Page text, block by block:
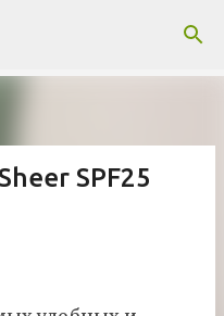
SPF25